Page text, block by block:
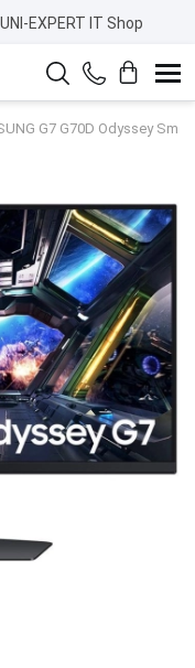
UNI-EXPERT IT Shop
G7 G70D Odyssey